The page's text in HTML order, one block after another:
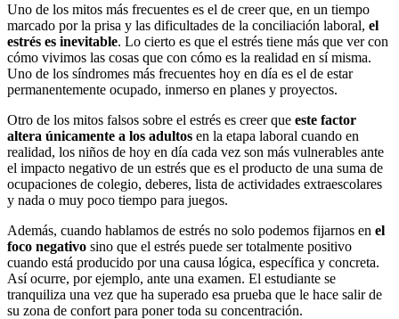
Uno de los mitos más frecuentes es el de creer que, en un tiempo
marcado por la prisa y las dificultades de la conciliación laboral, el
estrés es inevitable. Lo cierto es que el estrés tiene más que ver con
cómo vivimos las cosas que con cómo es la realidad en sí misma.
Uno de los síndromes más frecuentes hoy en día es el de estar
permanentemente ocupado, inmerso en planes y proyectos.
Otro de los mitos falsos sobre el estrés es creer que este factor
altera únicamente a los adultos en la etapa laboral cuando en
realidad, los niños de hoy en día cada vez son más vulnerables ante
el impacto negativo de un estrés que es el producto de una suma de
ocupaciones de colegio, deberes, lista de actividades extraescolares
y nada o muy poco tiempo para juegos.
Además, cuando hablamos de estrés no solo podemos fijarnos en el
foco negativo sino que el estrés puede ser totalmente positivo
cuando está producido por una causa lógica, específica y concreta.
Así ocurre, por ejemplo, ante una examen. El estudiante se
tranquiliza una vez que ha superado esa prueba que le hace salir de
su zona de confort para poner toda su concentración.